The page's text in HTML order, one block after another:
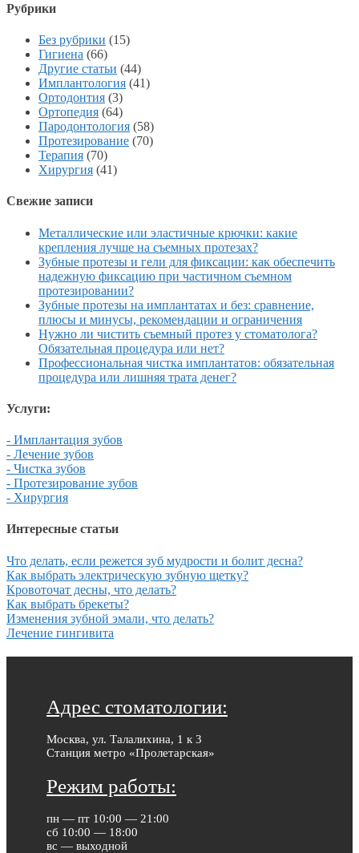
Рубрики
Без рубрики (15)
Гигиена (66)
Другие статьи (44)
Имплантология (41)
Ортодонтия (3)
Ортопедия (64)
Пародонтология (58)
Протезирование (70)
Терапия (70)
Хирургия (41)
Свежие записи
Металлические или эластичные крючки: какие
крепления лучше на съемных протезах?
Зубные протезы и гели для фиксации: как обеспечить
надежную фиксацию при частичном съемном
протезировании?
Зубные протезы на имплантатах и без: сравнение,
плюсы и минусы, рекомендации и ограничения
Нужно ли чистить съемный протез у стоматолога?
Обязательная процедура или нет?
Профессиональная чистка имплантатов: обязательная
процедура или лишняя трата денег?
Услуги:
- Имплантация зубов
- Лечение зубов
- Чистка зубов
- Протезирование зубов
- Хирургия
Интересные статьи
Что делать, если режется зуб мудрости и болит десна?
Как выбрать электрическую зубную щетку?
Кровоточат десны, что делать?
Как выбрать брекеты?
Изменения зубной эмали, что делать?
Лечение гингивита
Адрес стоматологии:
Москва, ул. Талалихина, 1 к 3
Станция метро «Пролетарская»
Режим работы:
пн — пт 10:00 — 21:00
сб 10:00 — 18:00
вс — выходной